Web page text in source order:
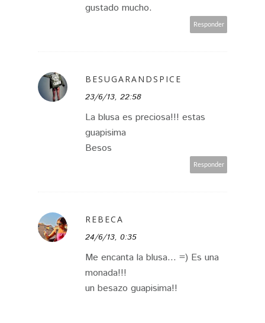
gustado mucho.
Responder
BESUGARANDSPICE
23/6/13, 22:58
La blusa es preciosa!!! estas
guapisima
Besos
Responder
REBECA
24/6/13, 0:35
Me encanta la blusa... =) Es una
monada!!!
un besazo guapisima!!